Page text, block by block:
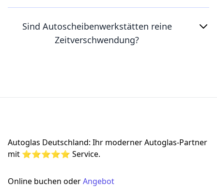
Sind Autoscheibenwerkstätten reine
Zeitverschwendung?
Autoglas Deutschland: Ihr moderner Autoglas-Partner
mit ⭐⭐⭐⭐⭐ Service.
Online buchen oderAngebot